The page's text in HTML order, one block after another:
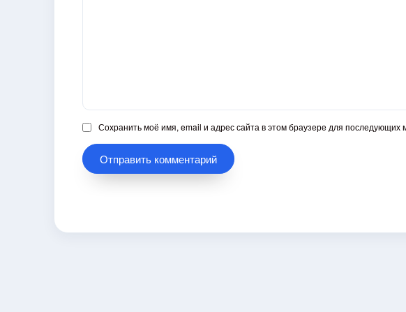
Сохранить моё имя, email и адрес сайта в этом браузере для последующих